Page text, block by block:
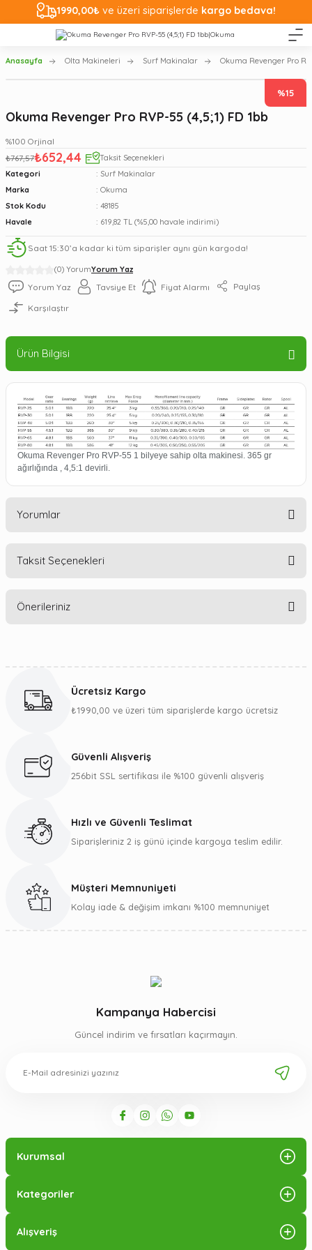
1990,00₺ ve üzeri siparişlerde kargo bedava!
Anasayfa Olta Makineleri Surf Makinalar Okuma Revenger Pro
%15
(0) YorumYorum Yaz
Okuma Revenger Pro RVP-55 (4,5;1) FD 1bb
%100 Orjinal
₺767,57₺652,44
Taksit Seçenekleri
Kategori
Surf Makinalar
Marka
Okuma
Stok Kodu
48185
Havale
619,82 TL (%5,00 havale indirimi)
Saat 15:30’a kadar ki tüm siparişler aynı gün kargoda!
Yorum Yaz Tavsiye Et Fiyat Alarmı Paylaş
Karşılaştır
Ürün Bilgisi
Okuma Revenger Pro RVP-55 1 bilyeye sahip olta makinesi. 365 gr
ağırlığında , 4,5:1 devirli.
Yorumlar
Taksit Seçenekleri
Önerileriniz
Görüş ve önerileriniz için teşekkür ederiz.
Ürün bilgilerinde hatalar bulunuyor.
Gönder
Ücretsiz Kargo
₺1990,00 ve üzeri tüm siparişlerde kargo ücretsiz
Güvenli Alışveriş
256bit SSL sertifikası ile %100 güvenli alışveriş
Hızlı ve Güvenli Teslimat
Siparişleriniz 2 iş günü içinde kargoya teslim edilir.
Müşteri Memnuniyeti
Kolay iade & değişim imkanı %100 memnuniyet
Kampanya Habercisi
Güncel indirim ve fırsatları kaçırmayın.
Kurumsal
Kategoriler
Alışveriş